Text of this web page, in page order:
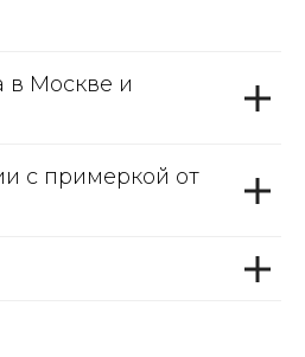
в Москве и
с примеркой от